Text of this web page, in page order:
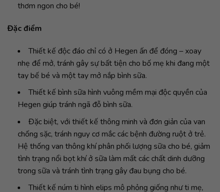
thơm ngon cho bé!
Đặc điểm
Thiết kế độc đáo chỉ có ở Hegen ấn để đóng – xoay
nhẹ để mở, tránh gây sự bất tiện cho bố mẹ khi đang một
tay bế bé và một tay mở nắp bình sữa.
Thiết kế bình sữa hình vuông mềm mại độc quyền của
Hegen giúp tránh ngã đỗ bình sữa.
Đặc biệt, với thiết kế thông minh và đơn giản của van
chống sặc, tránh nguy cơ mắc các bệnh đường ruột ở trẻ.
Hệ thống van thông khí phân phối lượng sữa cho bé, giảm
tình trạng nổi bọt khí ở sữa làm mất các chất dinh dưỡng
trong sữa và tránh tình trạng gây đau bụng cho bé.
Thiết kế núm ti hình elips mô phỏng giống như ti mẹ,